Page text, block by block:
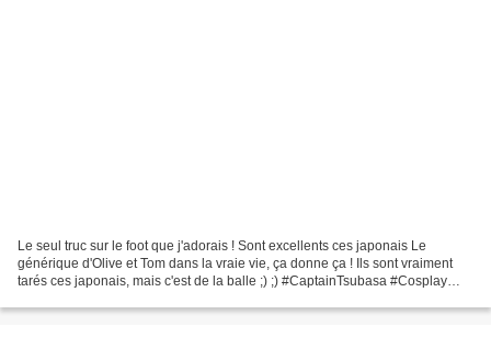
Le seul truc sur le foot que j'adorais ! Sont excellents ces japonais Le
générique d'Olive et Tom dans la vraie vie, ça donne ça ! Ils sont vraiment
tarés ces japonais, mais c'est de la balle ;) ;) #CaptainTsubasa #Cosplay